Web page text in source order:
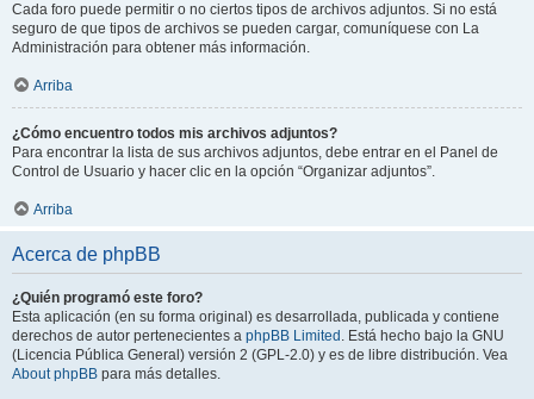
Cada foro puede permitir o no ciertos tipos de archivos adjuntos. Si no está
seguro de que tipos de archivos se pueden cargar, comuníquese con La
Administración para obtener más información.
Arriba
¿Cómo encuentro todos mis archivos adjuntos?
Para encontrar la lista de sus archivos adjuntos, debe entrar en el Panel de
Control de Usuario y hacer clic en la opción “Organizar adjuntos”.
Arriba
Acerca de phpBB
¿Quién programó este foro?
Esta aplicación (en su forma original) es desarrollada, publicada y contiene
derechos de autor pertenecientes a phpBB Limited . Está hecho bajo la GNU
(Licencia Pública General) versión 2 (GPL-2.0) y es de libre distribución. Vea
About phpBB para más detalles.